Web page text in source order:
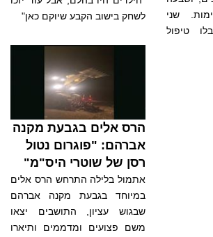
שני
טיפול
לשחק בישוב הקבע שיוקם כאן"
הרס אלים בגבעת מקנה
אברהם: "פוגרום נטול
רסן של שוטרי היס"מ"
אתמול בלילה התרחש הרס אלים
במיוחד בגבעת מקנה אברהם
שבגוש עציון, התושבים יצאו
משם פצועים ומדממים ותיארו